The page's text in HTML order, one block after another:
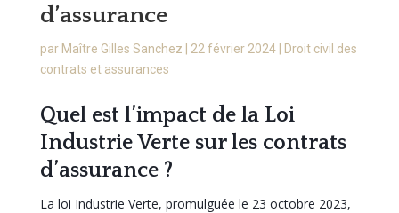
d’assurance
par Maître Gilles Sanchez 22 février 2024|
Droit civil des
contrats et assurances
Quel est l’impact de la Loi
Industrie Verte sur les contrats
d’assurance ?
La loi Industrie Verte, promulguée le 23 octobre 2023,